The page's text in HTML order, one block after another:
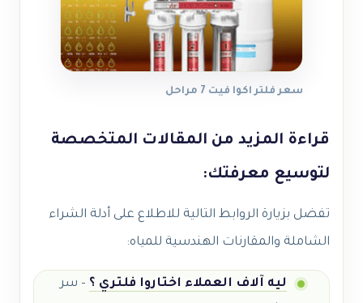
سعر فلتر اكوا فيت 7 مراحل
قراءة المزيد من المقالات المتخصصة
لتوسيع معرفتك:
تفضل بزيارة الروابط التالية للاطلاع على أدلة الشراء
الشاملة والمقارنات الهندسية للمياه:
ليه آلاف العملاء اختاروا فلتري ؟ – سر